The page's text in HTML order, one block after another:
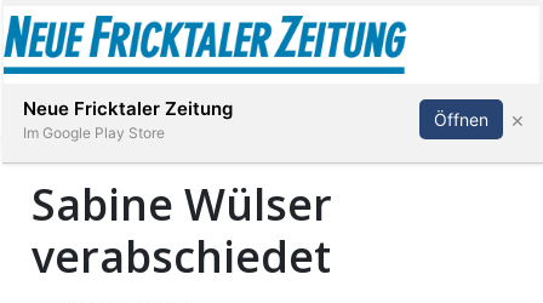
Abonnieren Anmelden
Sabine Wülser
verabschiedet
Neue Fricktaler Zeitung
Im Google Play Store
Öffnen ×